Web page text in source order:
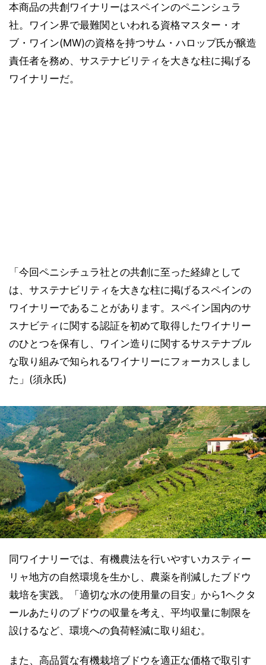
本商品の共創ワイナリーはスペインのペニンシュラ
社。ワイン界で最難関といわれる資格マスター・オ
ブ・ワイン(MW)の資格を持つサム・ハロップ氏が醸造
責任者を務め、サステナビリティを大きな柱に掲げる
ワイナリーだ。
「今回ペニシチュラ社との共創に至った経緯として
は、サステナビリティを大きな柱に掲げるスペインの
ワイナリーであることがあります。スペイン国内のサ
スナビティに関する認証を初めて取得したワイナリー
のひとつを保有し、ワイン造りに関するサステナブル
な取り組みで知られるワイナリーにフォーカスしまし
た」(須永氏)
同ワイナリーでは、有機農法を行いやすいカスティー
リャ地方の自然環境を生かし、農薬を削減したブドウ
栽培を実践。「適切な水の使用量の目安」から1ヘクタ
ールあたりのブドウの収量を考え、平均収量に制限を
設けるなど、環境への負荷軽減に取り組む。
また、高品質な有機栽培ブドウを適正な価格で取引す